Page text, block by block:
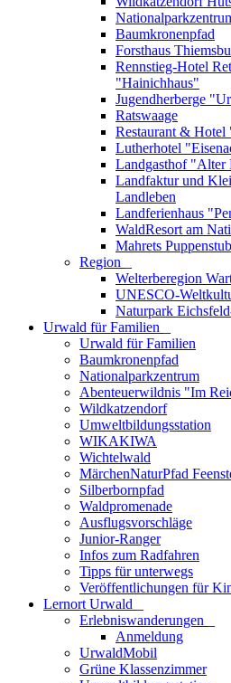
Baumkronenpfad
Forsthaus
Rennstieg-Hotel
"Hainichhaus"
Jugendherberge
Ratswaage
Restaurant & Hotel
Lutherhotel
Landgasthof "Alter
Landfaktur und
Landleben
Landferienhaus
WaldResort am
Mahrets
Region
Welterberegion
UNESCO-
Naturpark
Urwald für Familien
Urwald für Familien
Baumkronenpfad
Nationalparkzentrum
Abenteuerwildnis "Im
Wildkatzendorf
Umweltbildungsstation
WIKAKIWA
Wichtelwald
MärchenNaturPfad
Silberbornpfad
Waldpromenade
Ausflugsvorschläge
Junior-Ranger
Infos zum Radfahren
Tipps für unterwegs
Veröffentlichungen für
Lernort Urwald
Erlebniswanderungen
Anmeldung
UrwaldMobil
Grüne Klassenzimmer